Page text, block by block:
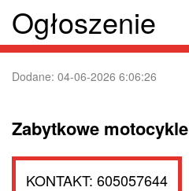
Ogłoszenie
Dodane: 04-06-2026 6:06:26
Zabytkowe motocykle
KONTAKT: 605057644